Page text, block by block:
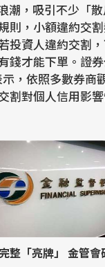
潮，吸引不少「
則，小額違約交
投資人違約交割
錢才能下單。證
，依照多數券商
割對個人信用影
整「亮牌」 金管